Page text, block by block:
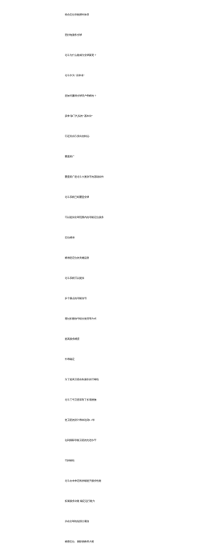
综合定位导航授时体系
更好地服务全球
北斗为什么能成为全球新宠？
北斗作为“后来者”
是如何赢得全球用户青睐的？
原来 除了扎实的“基本功”
它还有自己突出的特点↓
覆盖面广
覆盖面广是北斗大显身手的基础条件
北斗系统已经覆盖全球
可以提供全球范围内的导航定位服务
定位精准
精准是定位的关键品质
北斗系统可以提供
多个频点的导航信号
通过多频信号组合使用等方式
提高服务精度
长寿稳定
为了提高卫星在轨服务的可靠性
北斗三号卫星采取了多项措施
使卫星的设计寿命达到12年
达到国际导航卫星的先进水平
可持续性
北斗在未来还将持续提升服务性能
拓展服务功能 稳定运行能力
并在全球的短报文通信
精密定位、国际搜救等方面